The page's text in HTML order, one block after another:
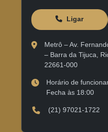
Ligar
Metrô – Av.
– Barra da Tijuca,
22661-000
Horário de
Fecha às 18:00
(21) 97021-1722